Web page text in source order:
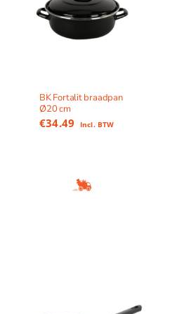
BK Fortalit braadpan
Ø20 cm
€34.49 Incl. BTW